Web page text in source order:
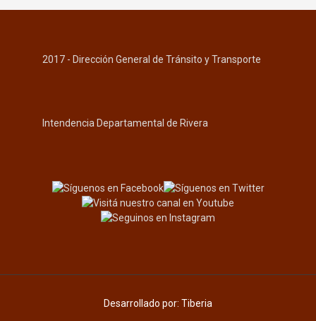
2017 - Dirección General de Tránsito y Transporte
Intendencia Departamental de Rivera
Desarrollado por: Tiberia